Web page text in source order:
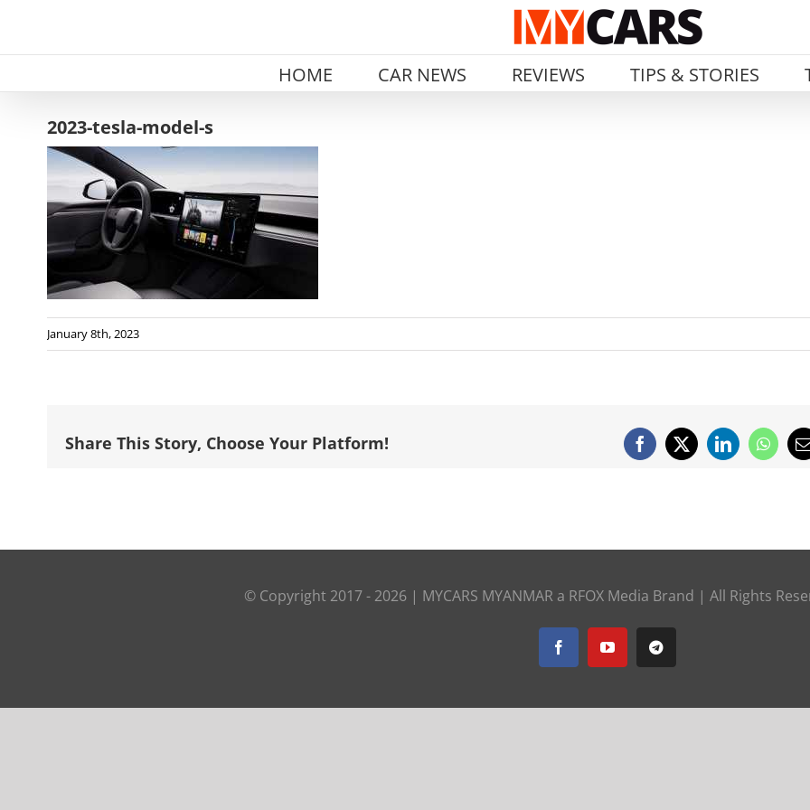
HOME CAR NEWS REVIEWS TIPS & STORIES
2023-tesla-model-s
January 8th, 2023
Share This Story, Choose Your Platform! Facebook
X LinkedIn
© Copyright 2017 - 2026 | MYCARS MYANMAR a RFOX Media Brand | All Rights
FacebookYouTubeTelegram